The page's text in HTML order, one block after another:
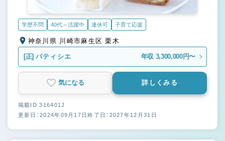
学歴不問 40代～活躍中 連休可 子育て応援
神奈川県 川崎市麻生区 栗木
[正] パティシエ 年収 3,300,000円〜
気になる 詳しくみる
掲載ID 316401J
更新日：2024年09月17日終了日：2027年12月31日